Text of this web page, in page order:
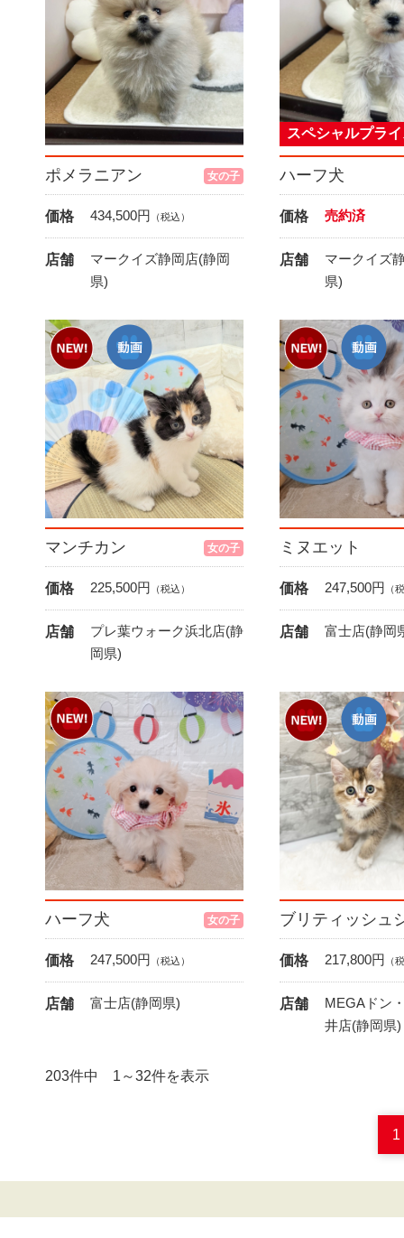
ポメラニアン 女の子
価格 434,500円 （税込）
店舗
マークイズ静岡店(静岡
県)
ハーフ犬
スペシャルプラ
価格 売約済
店舗
マークイズ
県)
マンチカン 女の子
価格 225,500円 （税込）
店舗
プレ葉ウォーク浜北店(静
岡県)
ミヌエット
価格 247,500円 （
店舗 富士店(静岡
ハーフ犬 女の子
価格 247,500円 （税込）
店舗 富士店(静岡県)
価格 217,800円 （
店舗
MEGAドン
井店(静岡県)
203件中 1～32件を表示
1